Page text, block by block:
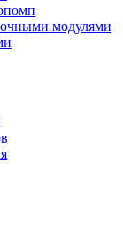
модулями